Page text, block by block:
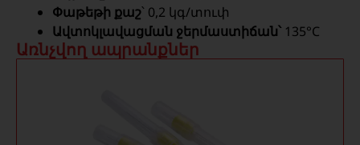
Փաթեթի քաշ՝ 0,2 կգ/տուփ
Ավտոկլավացման ջերմաստիճան՝ 135°C
Առնչվող ապրանքներ